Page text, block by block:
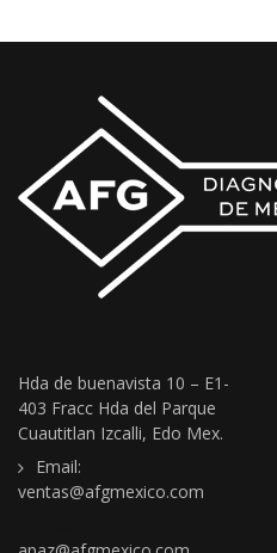
Hda de buenavista 10 – E1-
403 Fracc Hda del Parque
Cuautitlan Izcalli, Edo Mex.
Email:
ventas@afgmexico.com